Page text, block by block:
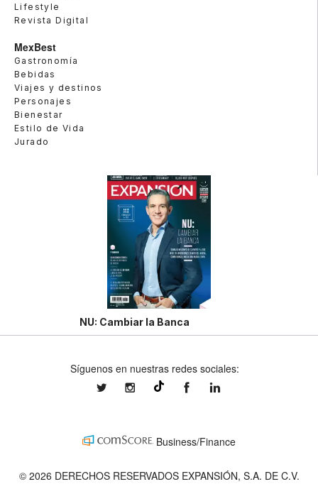
Lifestyle
Revista Digital
MexBest
Gastronomía
Bebidas
Viajes y destinos
Personajes
Bienestar
Estilo de Vida
Jurado
NU: Cambiar la Banca
Síguenos en nuestras redes sociales:
expansionmxexpansionmx ExpansionMex
Business/Finance
© 2026 DERECHOS RESERVADOS EXPANSIÓN, S.A. DE C.V.